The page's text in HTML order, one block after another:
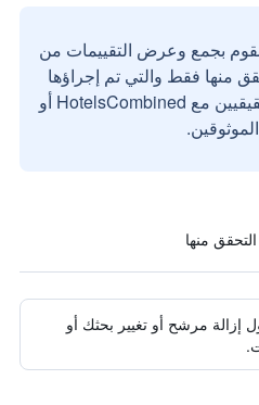
بجمع وعرض التقييمات من
منها فقط والتي تم إجراؤها
بواسطة مستخدمين حقيقيين مع HotelsCombined أو
إزالة مرشح أو تغيير بحثك أو